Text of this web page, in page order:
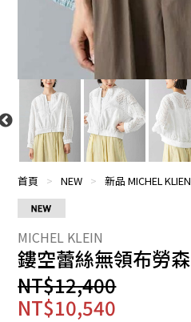
首頁 > NEW > 新品 MICHEL KLIEN
鏤空蕾絲無領布勞森
NT$12,400
NT$10,540